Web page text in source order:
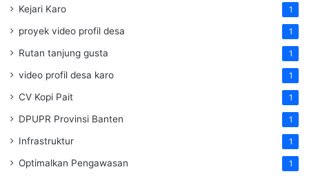
Kejari Karo 1
proyek video profil desa 1
Rutan tanjung gusta 1
video profil desa karo 1
CV Kopi Pait 1
DPUPR Provinsi Banten 1
Infrastruktur 1
Optimalkan Pengawasan 1